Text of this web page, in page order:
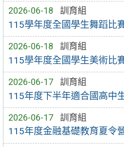
2026-06-18 訓育組
115學年度全國學生舞蹈比
2026-06-18 訓育組
115學年度全國學生美術比
2026-06-17 訓育組
115年度下半年適合國高中
2026-06-17 訓育組
115年度金融基礎教育夏令